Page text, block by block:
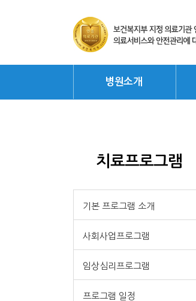
병원소개
치료프로그램
기본 프로그램 소개
사회사업프로그램
임상심리프로그램
프로그램 일정